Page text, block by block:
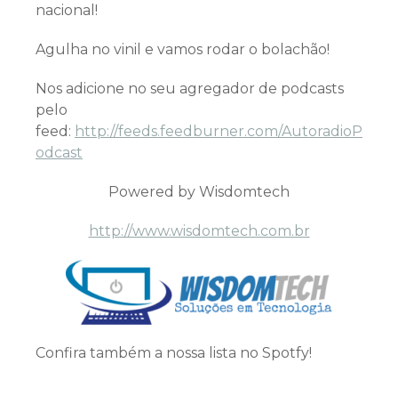
nacional!
Agulha no vinil e vamos rodar o bolachão!
Nos adicione no seu agregador de podcasts
pelo
feed: http://feeds.feedburner.com/AutoradioP
odcast
Powered by Wisdomtech
http://www.wisdomtech.com.br
Confira também a nossa lista no Spotfy!